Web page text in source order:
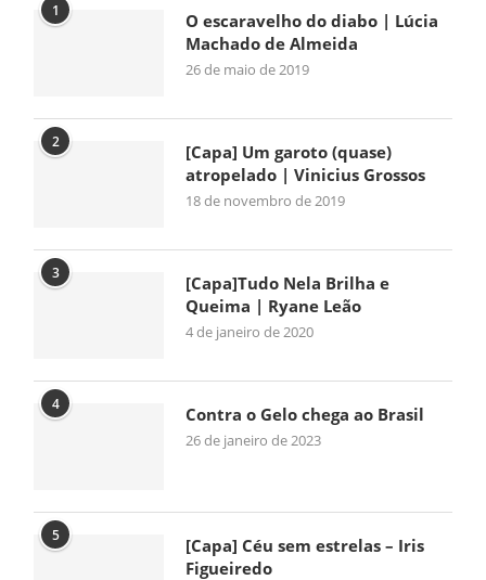
1
O escaravelho do diabo | Lúcia
Machado de Almeida
26 de maio de 2019
2
[Capa] Um garoto (quase)
atropelado | Vinicius Grossos
18 de novembro de 2019
3
[Capa]Tudo Nela Brilha e
Queima | Ryane Leão
4 de janeiro de 2020
4 Contra o Gelo chega ao Brasil
26 de janeiro de 2023
5
[Capa] Céu sem estrelas – Iris
Figueiredo